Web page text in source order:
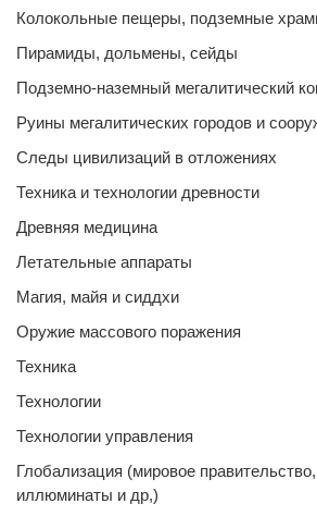
Колокольные пещеры, подземные
Пирамиды, дольмены, сейды
Подземно-наземный мегалитический
Руины мегалитических городов и
Следы цивилизаций в отложениях
Техника и технологии древности
Древняя медицина
Летательные аппараты
Магия, майя и сиддхи
Оружие массового поражения
Техника
Технологии
Технологии управления
Глобализация (мировое
иллюминаты и др,)